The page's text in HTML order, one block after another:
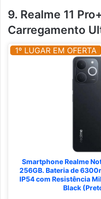
9. Realme 11
Carregamento
1º LUGAR EM OFERTA
Smartphone Realme
256GB. Bateria de
IP54 com Resistência
Black